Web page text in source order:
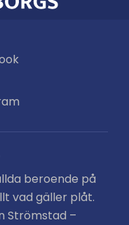
beroende på
vad gäller plåt.
Strömstad –